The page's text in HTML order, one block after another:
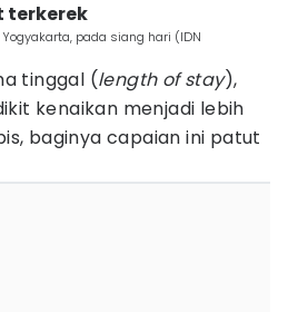
terkerek
pada siang hari (IDN
tinggal (length of stay),
kenaikan menjadi lebih
baginya capaian ini patut